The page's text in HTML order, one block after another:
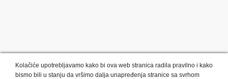
Kolačiće upotrebljavamo kako bi ova web stranica radila pravilno i kako
bismo bili u stanju da vršimo dalja unapređenja stranice sa svrhom